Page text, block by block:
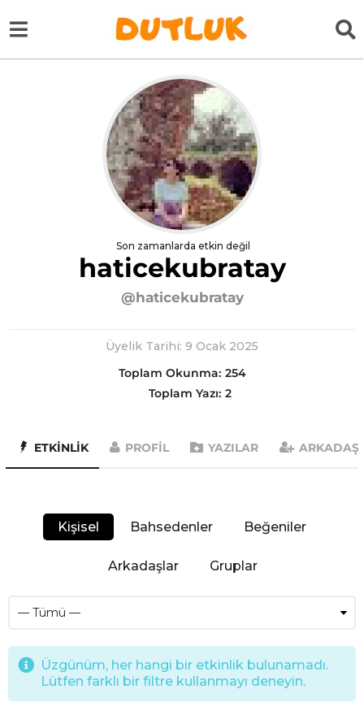
Son zamanlarda etkin değil
haticekubratay
@haticekubratay
Üyelik Tarihi: 9 Ocak 2025
Toplam Okunma: 254
Toplam Yazı: 2
ETKINLIK PROFIL YAZILAR
Kişisel Bahsedenler Beğeniler
Arkadaşlar Gruplar
Üzgünüm, her hangi bir etkinlik bulunamadı.
Lütfen farklı bir filtre kullanmayı deneyin.